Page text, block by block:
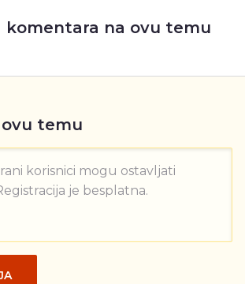
komentara na ovu temu
temu
korisnici mogu ostavljati
je besplatna.